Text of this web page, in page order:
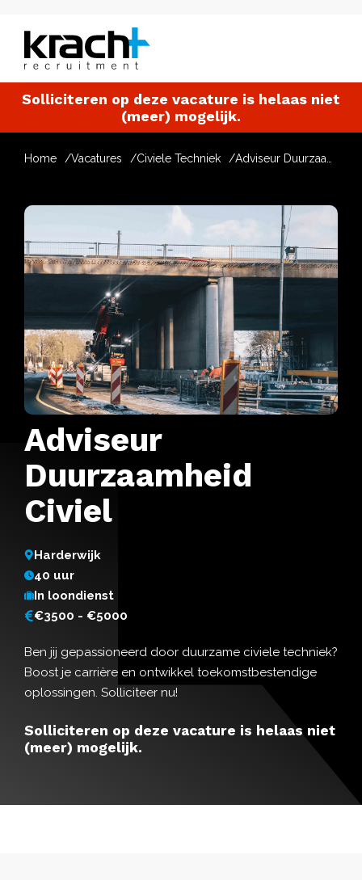
Solliciteren op deze vacature is helaas niet
(meer) mogelijk.
Home Vacatures Civiele Techniek
Adviseur
Duurzaamheid
Civiel
Harderwijk
40 uur
In loondienst
€3500 - €5000
Ben jij gepassioneerd door duurzame civiele techniek?
Boost je carrière en ontwikkel toekomstbestendige
oplossingen. Solliciteer nu!
Solliciteren op deze vacature is helaas niet
(meer) mogelijk.